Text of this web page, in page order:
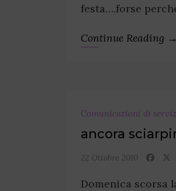
festa….forse
Continue Reading →
Comunicazioni di
ancora
22 Ottobre 2010
Domenica scorsa